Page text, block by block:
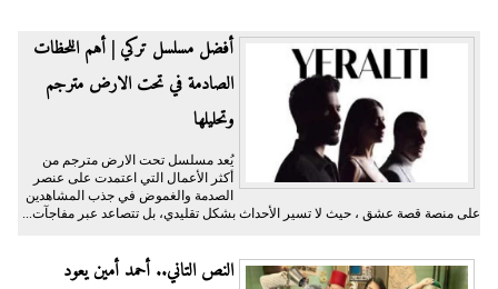
أفضل مسلسل تركي | أهم اللحظات
الصادمة في تحت الارض مترجم
وتحليلها
يُعد مسلسل تحت الارض مترجم من
أكثر الأعمال التي اعتمدت على عنصر
الصدمة والغموض في جذب المشاهدين
على منصة قصة عشق ، حيث لا تسير الأحداث بشكل تقليدي، بل تتصاعد عبر مفاجآت...
النص التاني.. أحمد أمين يعود